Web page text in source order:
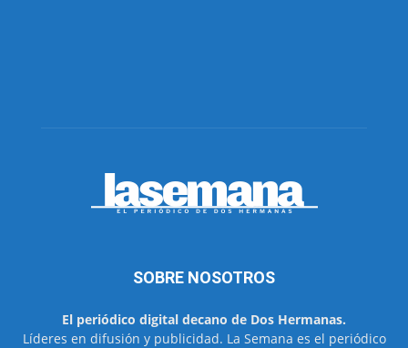
SOBRE NOSOTROS
El periódico digital decano de Dos Hermanas.
Líderes en difusión y publicidad. La Semana es el periódico